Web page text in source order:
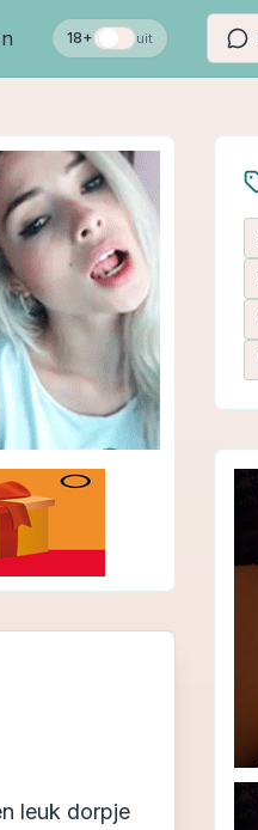
18+ uit
leuk dorpje